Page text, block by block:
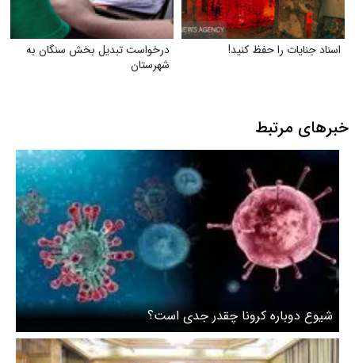
اسناد جنایات را حفظ کنید!
درخواست تبدیل بخش سنگان به
شهرستان
خبرهای مرتبط
شیوع دوباره کرونا چقدر جدی است؟